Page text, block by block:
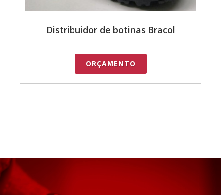
Distribuidor de botinas Bracol
ORÇAMENTO